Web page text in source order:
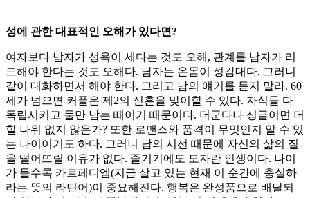
성에 관한 대표적인 오해가 있다면?
여자보다 남자가 성욕이 세다는 것도 오해, 관계를 남자가 리
드해야 한다는 것도 오해다. 남자는 온몸이 성감대다. 그러니
같이 대화하면서 해야 한다. 그리고 남의 얘기를 듣지 말라. 60
세가 넘으면 커플은 제2의 신혼을 맞이할 수 있다. 자식들 다
독립시키고 둘만 남는 때이기 때문이다. 더군다나 싱글이면 더
할 나위 없지 않은가? 또한 로맨스와 품격이 무엇인지 알 수 있
는 나이이기도 하다. 그러니 남의 시선 때문에 자신의 삶의 질
을 떨어뜨릴 이유가 없다. 즐기기에도 모자란 인생이다. 나이
가 들수록 카르페디엠(지금 살고 있는 현재 이 순간에 충실하
라는 뜻의 라틴어)이 중요해진다. 행복은 완성품으로 배달되